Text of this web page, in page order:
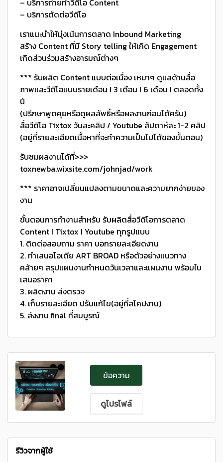
– บริการตัดต่อวีดีโอ
เราแนะนำให้มุ่งเน้นการตลาด Inbound Marketing
สร้าง Content ที่มี Story telling ให้เกิด Engagement
เกิดส่วนร่วมสร้างอารมณ์ต่างๆ
*** รับผลิต Content แบบต่อเนื่อง เหมาๆ ดูแลด้านสื่อ
ภาพและวีดีโอแบบรายเดือน I 3 เดือน I 6 เดือน I ตลอดทั้ง
ปี
(ปรึกษาพูดคุยหรือดูผลลัพธิ์หรือผลงานก่อนได้ครับ)
สื่อวีดีโอ Tixtox วันละคลิป / Youtube สัปดาห์ละ 1-2 คลิป
(อยู่ที่รายละเอียดเนื้อหาที่จะทำความเป็นไปได้ของขั้นตอน)
รับชมผลงานได้ที่>>>
toxnewba.wixsite.com/johnjad/work
*** ราคาอาจเปลี่ยนแปลงตามขนาดและความยากง่ายของ
งาน
ขั้นตอนการทำงานสำหรับ รับผลิตสื่อวีดีโอการตลาด
Content I Tixtox I Youtube ทุกรูปแบบ
1. ติดต่อสอบถาม ราคา บอกรายละเอียดงาน
2. ทำเสนอไอเดีย ART BROAD หรือตัวอย่างแนวทาง
คล้ายๆ สรุปแผนงานกำหนดวันเวลาและแผนงาน พร้อมใบ
เสนอราคา
3. ผลิตงาน ส่งตรวจ
4. เก็บรายละเอียด ปรับแก้ไข(อยู่ที่สโคปงาน)
5. ส่งงาน final ที่สมบูรณ์
ข้อความ
ดูโปรไฟล์
รีวิวจากผู้ใช้